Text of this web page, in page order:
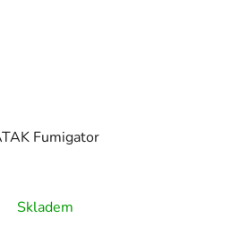
Fumigator
Skladem